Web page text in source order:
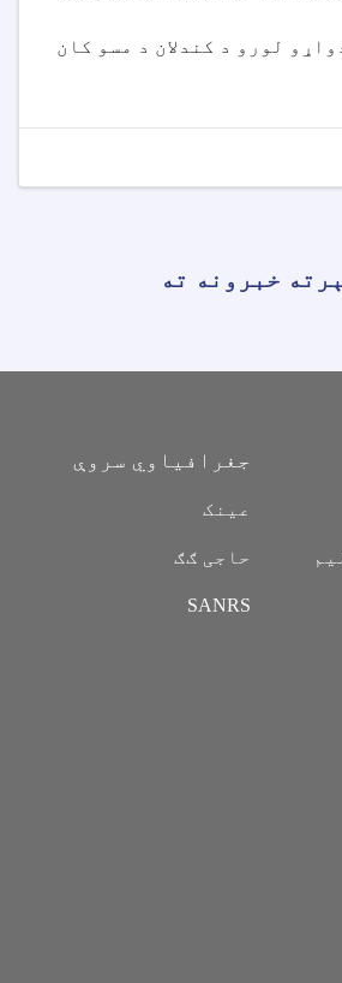
لورو د کندلان د مسو کان
خبرونه ته
جغرافیاوي سروې
عینک
حاجی ګګ
SANRS